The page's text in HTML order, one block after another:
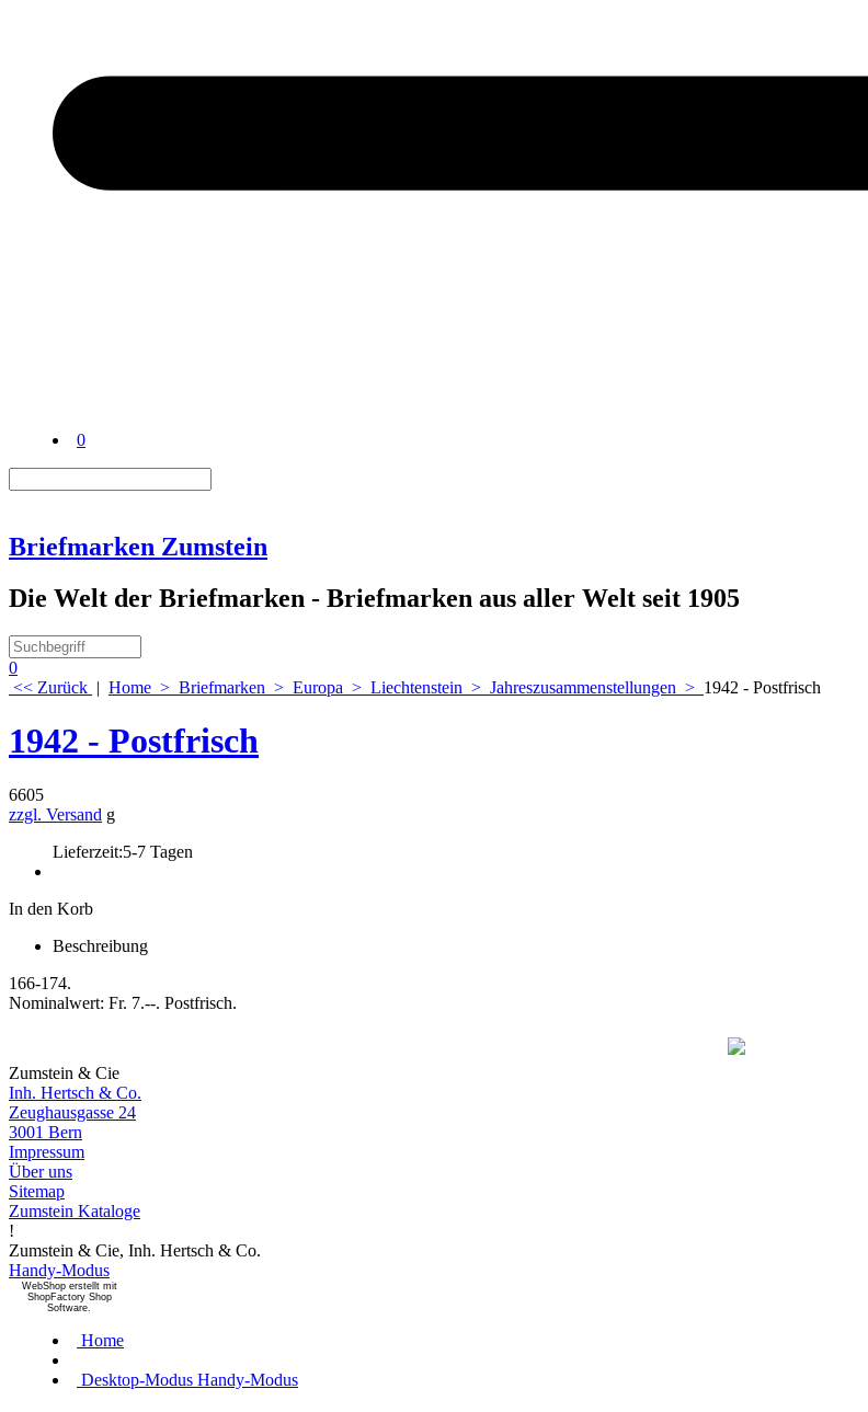
0
Briefmarken Zumstein
Die Welt der Briefmarken - Briefmarken aus aller Welt seit 1905
0
<< Zurück | Home > Briefmarken > Europa > Liechtenstein > Jahreszusammenstellungen > 1942 - Postfrisch
1942 - Postfrisch
6605
zzgl. Versand g
Lieferzeit:5-7 Tagen
In den Korb
Beschreibung
166-174.
Nominalwert: Fr. 7.--. Postfrisch.
Zumstein & Cie
Inh. Hertsch & Co.
Zeughausgasse 24
3001 Bern
Impressum
Über uns
Sitemap
Zumstein Kataloge
!
Zumstein & Cie, Inh. Hertsch & Co.
Handy-Modus
WebShop erstellt mit
ShopFactory Shop
Software.
Home
Desktop-Modus Handy-Modus